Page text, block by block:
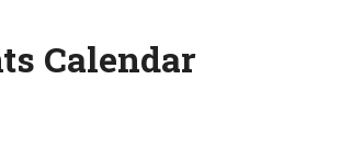
Calendar